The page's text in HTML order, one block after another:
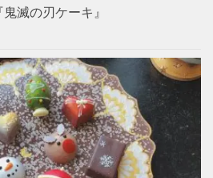
滅の刃ケーキ』